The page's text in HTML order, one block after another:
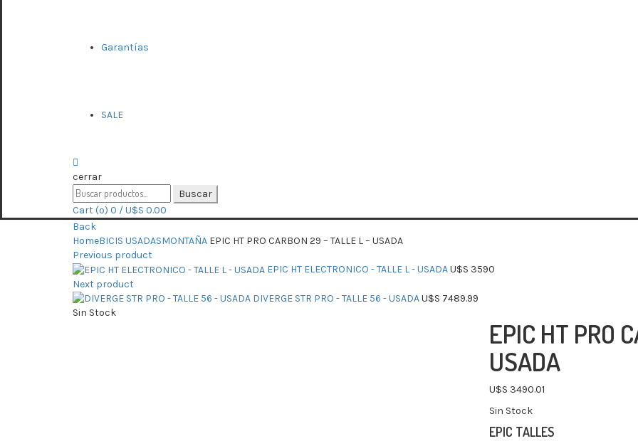
Garantías
SALE
cerrar
Search
for:
Buscar
Cart (o) 0 /U$S 0.00
Back
HomeBICIS USADASMONTAÑA EPIC HT PRO CARBON 29 – TALLE L – USADA
Previous product
EPIC HT ELECTRONICO - TALLE L - USADAU$S 3590
Next product
DIVERGE STR PRO - TALLE 56 - USADAU$S 7489.99
Sin Stock
EPIC HT PRO
USADA
U$S 3490.01
Sin Stock
EPIC TALLES